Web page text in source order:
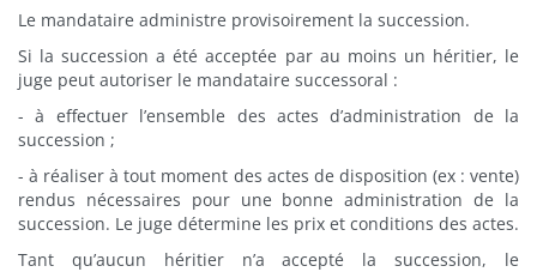
Le mandataire administre provisoirement la succession.
Si la succession a été acceptée par au moins un héritier, le
juge peut autoriser le mandataire successoral :
- à effectuer l’ensemble des actes d’administration de la
succession ;
- à réaliser à tout moment des actes de disposition (ex : vente)
rendus nécessaires pour une bonne administration de la
succession. Le juge détermine les prix et conditions des actes.
Tant qu’aucun héritier n’a accepté la succession, le